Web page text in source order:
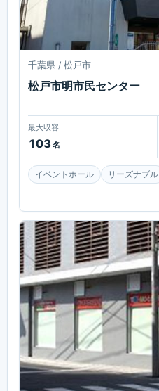
千葉県 / 松戸市
松戸市明市民センター
最大収容
103 名
イベントホール リーズナブル